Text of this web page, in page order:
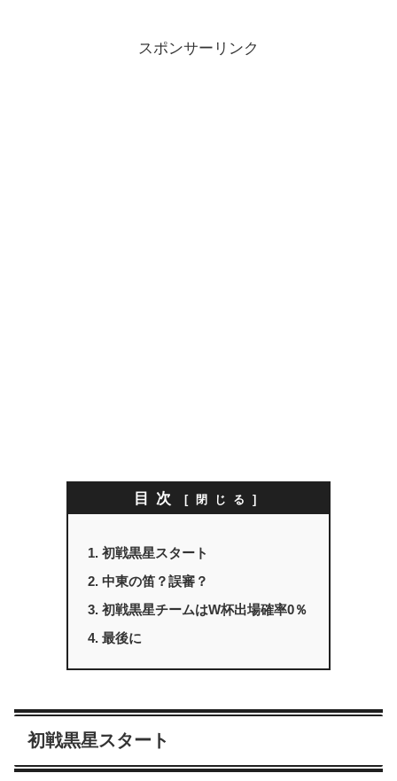
スポンサーリンク
目次
初戦黒星スタート
中東の笛？誤審？
初戦黒星チームはW杯出場確率0％
最後に
初戦黒星スタート